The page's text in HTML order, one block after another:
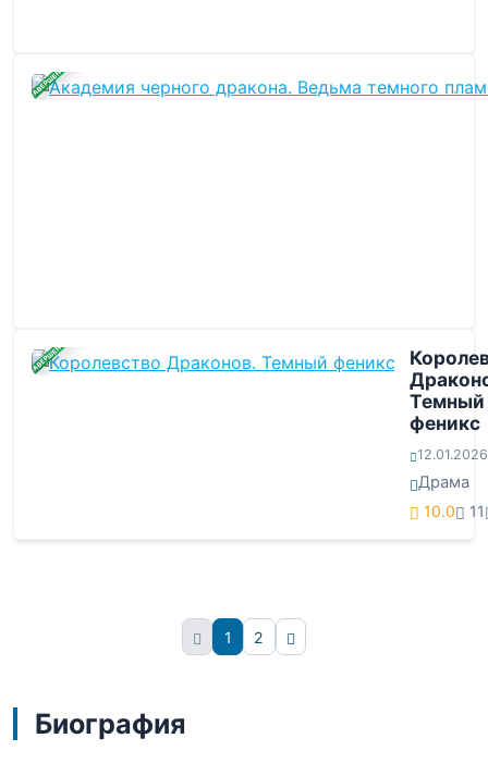
ЗАВЕРШЕНА
ЗАВЕРШЕНА
Темный
феникс
12.01.2026
Драма
10.0 11
1 2
Вперёд
Биография